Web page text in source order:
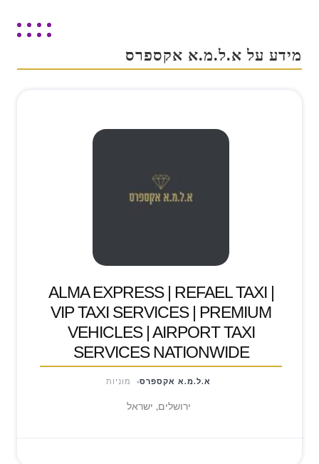
מידע על א.ל.מ.א אקספרס
ALMA EXPRESS | REFAEL TAXI |
VIP TAXI SERVICES | PREMIUM
VEHICLES | AIRPORT TAXI
SERVICES NATIONWIDE
א.ל.מ.א אקספרס מוניות
ירושלים, ישראל